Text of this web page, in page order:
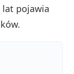
lat pojawia